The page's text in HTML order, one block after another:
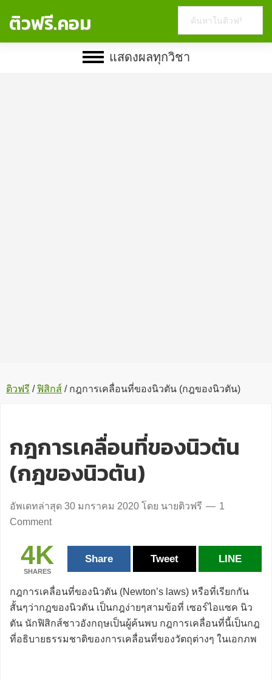
ติวฟรี.คอม
website
แสดงผลทุกวิชา
ติวฟรี / ฟิสิกส์ /กฎการเคลื่อนที่ของนิวตัน (กฎของนิวตัน)
กฎการเคลื่อนที่ของนิวตัน
(กฎของนิวตัน)
อัพเดทล่าสุด 30 มกราคม 2020 โดย นายติวฟรี
1
Comment
4K
SHARES
Share Tweet LINE
กฎการเคลื่อนที่ของนิวตัน (Newton’s laws) หรือที่เรียกกัน
สั้นๆว่ากฎของนิวตัน เป็นกฎง่ายๆสามข้อที่ เซอร์ไอแซค นิว
ตัน นักฟิสิกส์ชาวอังกฤษเป็นผู้ค้นพบ กฎการเคลื่อนที่นี้เป็นกฎ
ที่อธิบายธรรมชาติของการเคลื่อนที่ของวัตถุต่างๆ ในเอกภพ